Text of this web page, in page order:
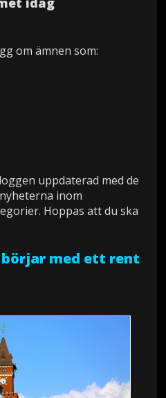
om ämnen som:
uppdaterad med de
inom
Hoppas att du ska
med ett rent